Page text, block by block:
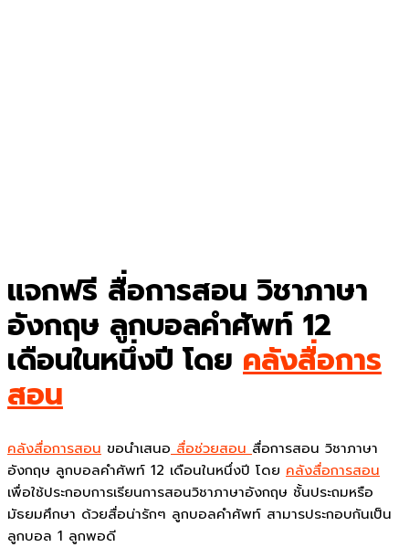
แจกฟรี สื่อการสอน วิชาภาษา
อังกฤษ ลูกบอลคำศัพท์ 12
เดือนในหนึ่งปี โดย คลังสื่อการ
สอน
คลังสื่อการสอน ขอนำเสนอ สื่อช่วยสอน สื่อการสอน วิชาภาษา
อังกฤษ ลูกบอลคำศัพท์ 12 เดือนในหนึ่งปี โดย คลังสื่อการสอน
เพื่อใช้ประกอบการเรียนการสอนวิชาภาษาอังกฤษ ชั้นประถมหรือ
มัธยมศึกษา ด้วยสื่อน่ารักๆ ลูกบอลคำศัพท์ สามารประกอบกันเป็น
ลูกบอล 1 ลูกพอดี